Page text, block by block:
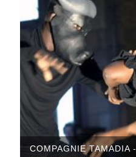
COMPAGNIE TAMADIA -